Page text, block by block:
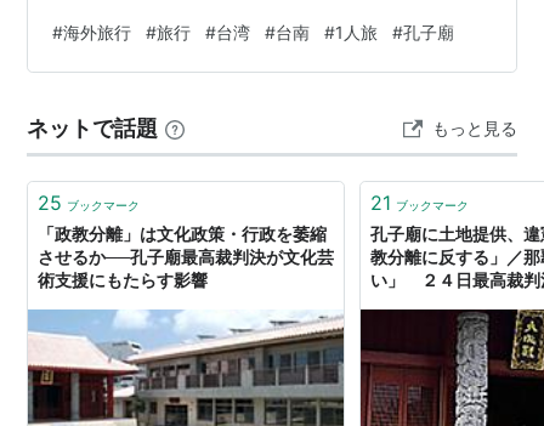
指定古蹟に登録されています。現在の孔子廟は、日本統
治時代の1917年に改修されたそうです。開門時間 08:30
から入ります。孔子廟の右側、この門の奥に明倫堂（学
校）があります。 明倫堂明倫堂の中奥の門が明倫堂前の
礼門、こちらの門が孔子廟…
#海外旅行 #旅行 #台湾 #台南 #1人旅 #孔子廟
ネットで話題 もっと見る
25 ブックマーク
「政教分離」は文化政策・行政を萎縮
させるか──孔子廟最高裁判決が文化芸
術支援にもたらす影響
21 ブックマーク
孔子廟に土地提供、
教分離に反する」／
い」 ２４日最高裁判